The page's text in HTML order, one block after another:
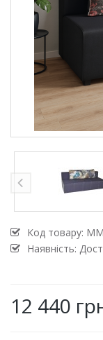
Код товару:
Наявність:
12 440